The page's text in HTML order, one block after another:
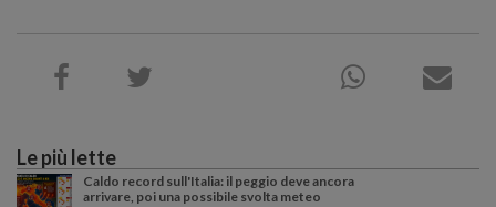
Le più lette
Caldo record sull'Italia: il peggio deve ancora
arrivare, poi una possibile svolta meteo